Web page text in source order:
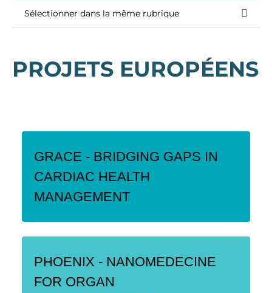
Sélectionner dans la même rubrique
PROJETS EUROPÉENS
GRACE - BRIDGING GAPS IN
CARDIAC HEALTH
MANAGEMENT
PHOENIX - NANOMEDECINE
FOR ORGAN